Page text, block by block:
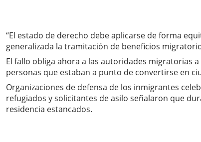
“El estado de derecho debe aplicarse de forma
generalizada la tramitación de beneficios
El fallo obliga ahora a las autoridades migratorias
personas que estaban a punto de convertirse en
Organizaciones de defensa de los inmigrantes
refugiados y solicitantes de asilo señalaron que
residencia estancados.